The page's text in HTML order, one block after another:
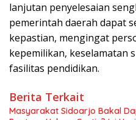
lanjutan penyelesaian
pemerintah daerah dapat
kepastian, mengingat
kepemilikan, keselamatan
fasilitas pendidikan.
Berita Terkait
Masyarakat Sidoarjo Bakal